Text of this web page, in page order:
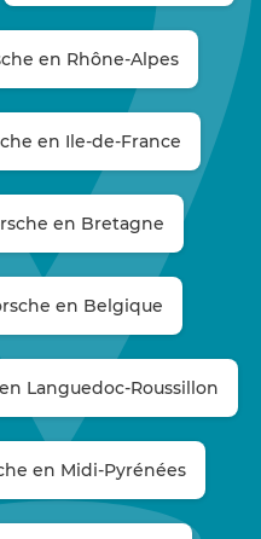
en Rhône-Alpes
en Ile-de-France
en Bretagne
en Belgique
Languedoc-Roussillon
en Midi-Pyrénées